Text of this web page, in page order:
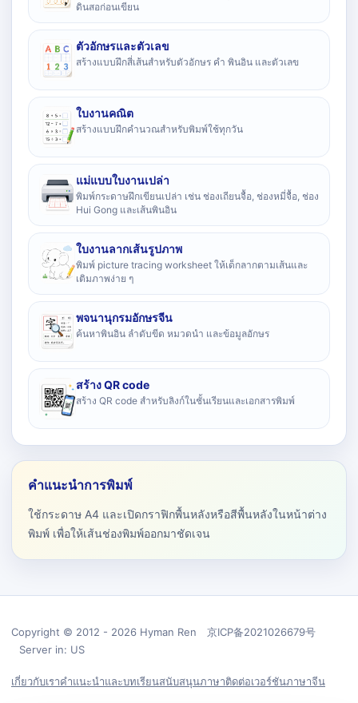
ดินสอก่อนเขียน
ตัวอักษรและตัวเลข
สร้างแบบฝึกสี่เส้นสำหรับตัวอักษร คำ พินอิน และตัวเลข
ใบงานคณิต
สร้างแบบฝึกคำนวณสำหรับพิมพ์ใช้ทุกวัน
แม่แบบใบงานเปล่า
พิมพ์กระดาษฝึกเขียนเปล่า เช่น ช่องเถียนจื้อ, ช่องหมี่จื้อ, ช่อง
Hui Gong และเส้นพินอิน
ใบงานลากเส้นรูปภาพ
พิมพ์ picture tracing worksheet ให้เด็กลากตามเส้นและ
เติมภาพง่าย ๆ
พจนานุกรมอักษรจีน
ค้นหาพินอิน ลำดับขีด หมวดนำ และข้อมูลอักษร
สร้าง QR code
สร้าง QR code สำหรับลิงก์ในชั้นเรียนและเอกสารพิมพ์
คำแนะนำการพิมพ์
ใช้กระดาษ A4 และเปิดกราฟิกพื้นหลังหรือสีพื้นหลังในหน้าต่าง
พิมพ์ เพื่อให้เส้นช่องพิมพ์ออกมาชัดเจน
Copyright © 2012 - 2026 Hyman Ren 京ICP备2021026679号
Server in: US
เกี่ยวกับเราคำแนะนำและบทเรียนสนับสนุนภาษาติดต่อเวอร์ชันภาษาจีน